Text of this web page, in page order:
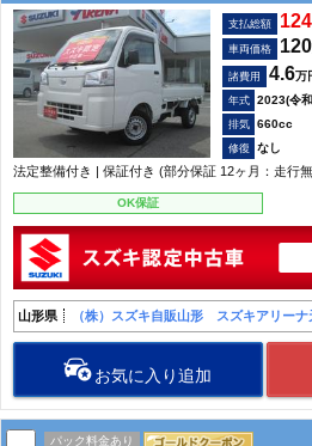
支払総額
車両価格 120
諸費用 4.6万
2023(令
660cc
なし
法定整備付き | 保証付き (部分保証 12ヶ月：走行
OK保証
山形県 （株）スズキ自販山形 スズキアリー
お気に入り追加
パック料金あり